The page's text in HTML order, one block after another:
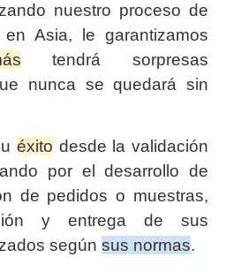
nuestro proceso de
Asia, le garantizamos
tendrá sorpresas
nunca se quedará sin
éxito desde la validación
por el desarrollo de
de pedidos o muestras,
y entrega de sus
según sus normas.